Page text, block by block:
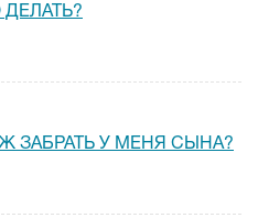
У МЕНЯ СЫНА?